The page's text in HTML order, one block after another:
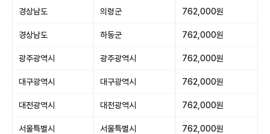
경상남도 의령군 762,000원
경상남도 하동군 762,000원
광주광역시 광주광역시 762,000원
대구광역시 대구광역시 762,000원
대전광역시 대전광역시 762,000원
서울특별시 서울특별시 762,000원